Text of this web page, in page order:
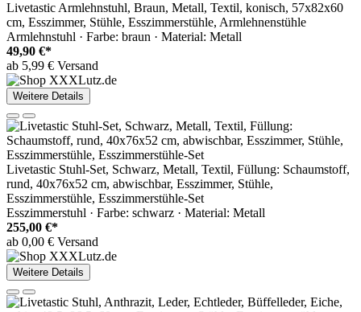
Livetastic Armlehnstuhl, Braun, Metall, Textil, konisch, 57x82x60
cm, Esszimmer, Stühle, Esszimmerstühle, Armlehnenstühle
Armlehnstuhl · Farbe: braun · Material: Metall
49,90 €*
ab 5,99 € Versand
Weitere Details
Livetastic Stuhl-Set, Schwarz, Metall, Textil, Füllung: Schaumstoff,
rund, 40x76x52 cm, abwischbar, Esszimmer, Stühle,
Esszimmerstühle, Esszimmerstühle-Set
Esszimmerstuhl · Farbe: schwarz · Material: Metall
255,00 €*
ab 0,00 € Versand
Weitere Details